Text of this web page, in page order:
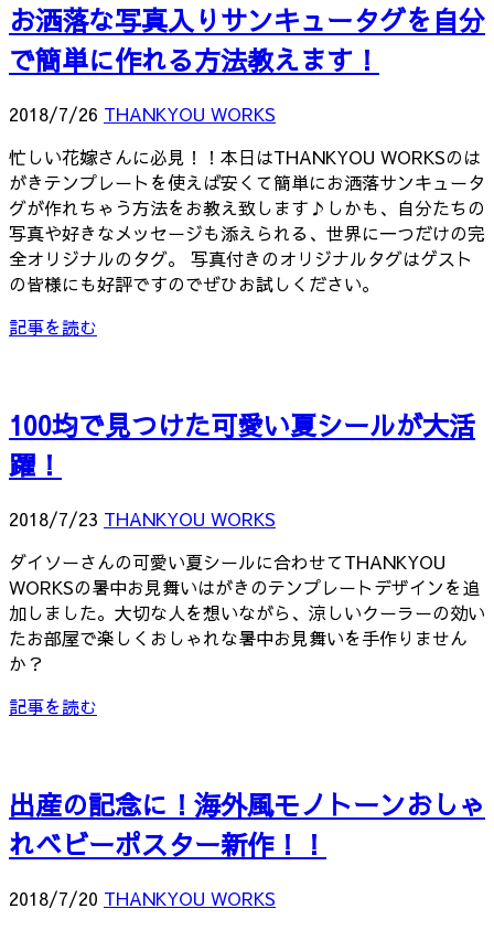
お洒落な写真入りサンキュータグを自分
で簡単に作れる方法教えます！
2018/7/26 THANKYOU WORKS
忙しい花嫁さんに必見！！本日はTHANKYOU WORKSのは
がきテンプレートを使えば安くて簡単にお洒落サンキュータ
グが作れちゃう方法をお教え致します♪しかも、自分たちの
写真や好きなメッセージも添えられる、世界に一つだけの完
全オリジナルのタグ。 写真付きのオリジナルタグはゲスト
の皆様にも好評ですのでぜひお試しください。
記事を読む
100均で見つけた可愛い夏シールが大活
躍！
2018/7/23 THANKYOU WORKS
ダイソーさんの可愛い夏シールに合わせてTHANKYOU
WORKSの暑中お見舞いはがきのテンプレートデザインを追
加しました。大切な人を想いながら、涼しいクーラーの効い
たお部屋で楽しくおしゃれな暑中お見舞いを手作りません
か？
記事を読む
出産の記念に！海外風モノトーンおしゃ
れベビーポスター新作！！
2018/7/20 THANKYOU WORKS